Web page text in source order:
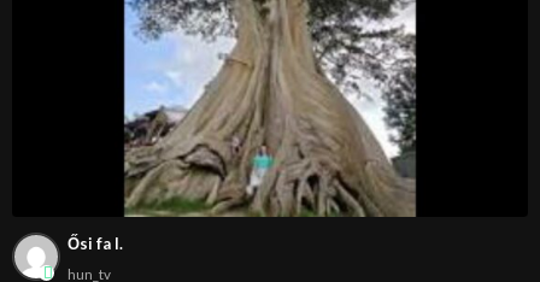
Ősi fa I.
hun_tv